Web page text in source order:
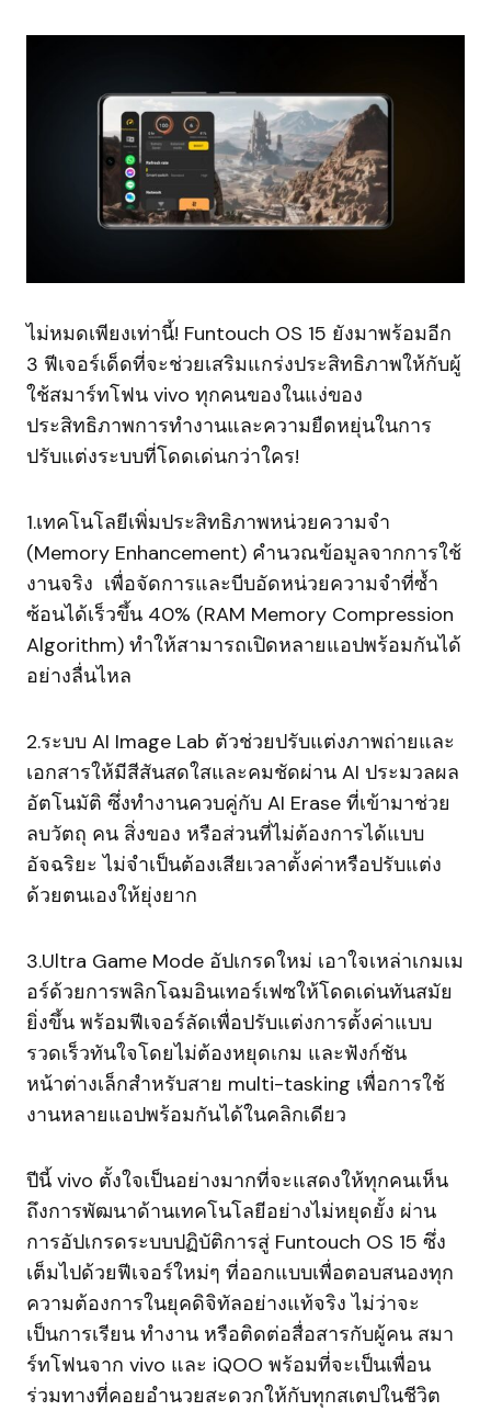
ไม่หมดเพียงเท่านี้! Funtouch OS 15 ยังมาพร้อมอีก
3 ฟีเจอร์เด็ดที่จะช่วยเสริมแกร่งประสิทธิภาพให้กับผู้
ใช้สมาร์ทโฟน vivo ทุกคนของในแง่ของ
ประสิทธิภาพการทำงานและความยืดหยุ่นในการ
ปรับแต่งระบบที่โดดเด่นกว่าใคร!
1.เทคโนโลยีเพิ่มประสิทธิภาพหน่วยความจำ
(Memory Enhancement) คำนวณข้อมูลจากการใช้
งานจริง เพื่อจัดการและบีบอัดหน่วยความจำที่ซ้ำ
ซ้อนได้เร็วขึ้น 40% (RAM Memory Compression
Algorithm) ทำให้สามารถเปิดหลายแอปพร้อมกันได้
อย่างลื่นไหล
2.ระบบ AI Image Lab ตัวช่วยปรับแต่งภาพถ่ายและ
เอกสารให้มีสีสันสดใสและคมชัดผ่าน AI ประมวลผล
อัตโนมัติ ซึ่งทำงานควบคู่กับ AI Erase ที่เข้ามาช่วย
ลบวัตถุ คน สิ่งของ หรือส่วนที่ไม่ต้องการได้แบบ
อัจฉริยะ ไม่จำเป็นต้องเสียเวลาตั้งค่าหรือปรับแต่ง
ด้วยตนเองให้ยุ่งยาก
3.Ultra Game Mode อัปเกรดใหม่ เอาใจเหล่าเกมเม
อร์ด้วยการพลิกโฉมอินเทอร์เฟซให้โดดเด่นทันสมัย
ยิ่งขึ้น พร้อมฟีเจอร์ลัดเพื่อปรับแต่งการตั้งค่าแบบ
รวดเร็วทันใจโดยไม่ต้องหยุดเกม และฟังก์ชัน
หน้าต่างเล็กสำหรับสาย multi-tasking เพื่อการใช้
งานหลายแอปพร้อมกันได้ในคลิกเดียว
ปีนี้ vivo ตั้งใจเป็นอย่างมากที่จะแสดงให้ทุกคนเห็น
ถึงการพัฒนาด้านเทคโนโลยีอย่างไม่หยุดยั้ง ผ่าน
การอัปเกรดระบบปฏิบัติการสู่ Funtouch OS 15 ซึ่ง
เต็มไปด้วยฟีเจอร์ใหม่ๆ ที่ออกแบบเพื่อตอบสนองทุก
ความต้องการในยุคดิจิทัลอย่างแท้จริง ไม่ว่าจะ
เป็นการเรียน ทำงาน หรือติดต่อสื่อสารกับผู้คน สมา
ร์ทโฟนจาก vivo และ iQOO พร้อมที่จะเป็นเพื่อน
ร่วมทางที่คอยอำนวยสะดวกให้กับทุกสเตปในชีวิต